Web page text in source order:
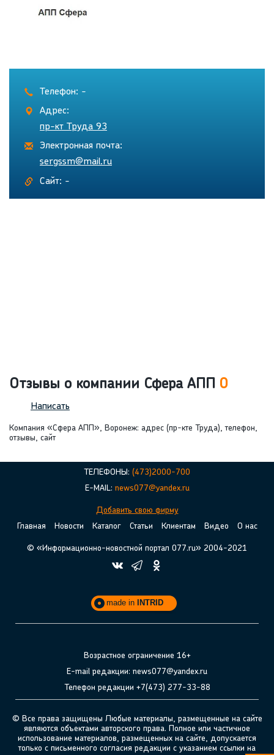
Телефон: -
Адрес:
пр-кт Труда 93
Электронная почта:
sergssm@mail.ru
Сайт: -
Отзывы о компании Сфера АПП 0
Написать
Компания «Сфера АПП», Воронеж: адрес (пр-кте Труда), телефон,
отзывы, сайт
ТЕЛЕФОНЫ: (473)2000-700
E-MAIL: news077@yandex.ru
Добавить свою фирму
Главная
Новости Каталог Статьи Клиентам Видео О нас
© «Информационно-новостной портал 077.ru» 2004-2021
made in INTRID
Возрастное ограничение 16+
E-mail редакции: news077@yandex.ru
Телефон редакции +7(473) 277-33-88
© Все права защищены Любые материалы, размещенные на сайте
являются объектами авторского права. Полное или частичное
использование материалов, размещенных на сайте, допускается
только с письменного согласия редакции с указанием ссылки на